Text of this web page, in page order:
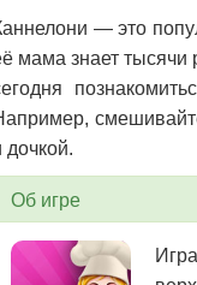
— это
мама знает
дочкой.
Об игре